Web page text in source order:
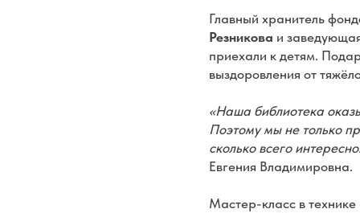
Главный хранитель
Резникова и
приехали к детям.
выздоровления от
«Наша библиотека
Поэтому мы не только
сколько всего
Евгения Владимировна.
Мастер-класс в